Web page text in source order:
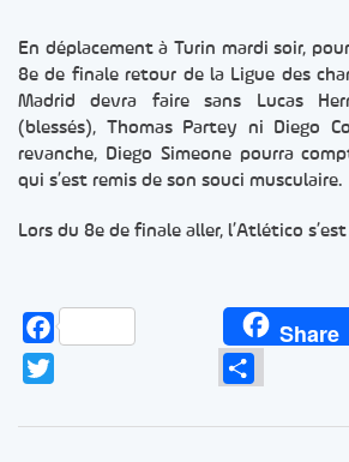
En déplacement à Turin mardi soir,
8e de finale retour de la Ligue des
Madrid devra faire sans Lucas
(blessés), Thomas Partey ni Diego
revanche, Diego Simeone pourra
qui s’est remis de son souci musculaire.
Lors du 8e de finale aller, l’Atlético
Facebook Share